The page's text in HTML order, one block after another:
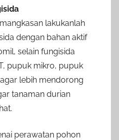
lakukanlah
dengan bahan aktif
selain fungisida
pupuk mikro, pupuk
lebih mendorong
tanaman durian
perawatan pohon